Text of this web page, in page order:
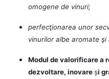
omogene de vinuri;
perfecţionarea unor
vinurilor albe aromate
Modul de valorificare a
dezvoltare, inovareși